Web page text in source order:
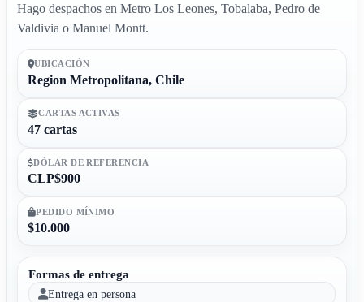
Hago despachos en Metro Los Leones, Tobalaba, Pedro de
Valdivia o Manuel Montt.
UBICACIÓN
Region Metropolitana, Chile
CARTAS ACTIVAS
47 cartas
DÓLAR DE REFERENCIA
CLP$900
PEDIDO MÍNIMO
$10.000
Formas de entrega
Entrega en persona